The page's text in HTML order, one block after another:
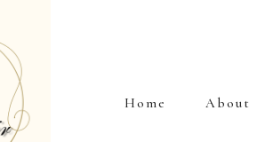
Home About